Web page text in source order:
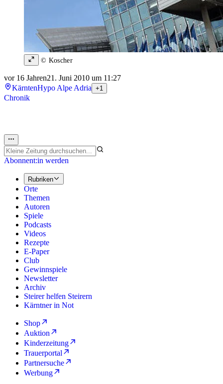
© Koscher
vor 16 Jahren21. Juni 2010 um 11:27
KärntenHypo Alpe Adria +1
Chronik
Abonnent:in werden
Rubriken
Orte
Themen
Autoren
Spiele
Podcasts
Videos
Rezepte
E-Paper
Club
Gewinnspiele
Newsletter
Archiv
Steirer helfen Steirern
Kärntner in Not
Shop
Auktion
Kinderzeitung
Trauerportal
Partnersuche
Werbung